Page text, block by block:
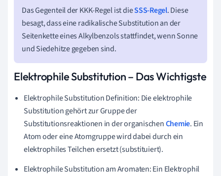
Das Gegenteil der KKK-Regel ist dieSSS-Regel. Diese
besagt, dass eine radikalische Substitution an der
Seitenkette eines Alkylbenzols stattfindet, wenn Sonne
und Siedehitze gegeben sind.
Elektrophile Substitution – Das Wichtigste
Elektrophile Substitution Definition: Die elektrophile
Substitution gehört zur Gruppe der
Substitutionsreaktionen in der organischenChemie. Ein
Atom oder eine Atomgruppe wird dabei durch ein
elektrophiles Teilchen ersetzt (substituiert).
Elektrophile Substitution am Aromaten: Ein Elektrophil